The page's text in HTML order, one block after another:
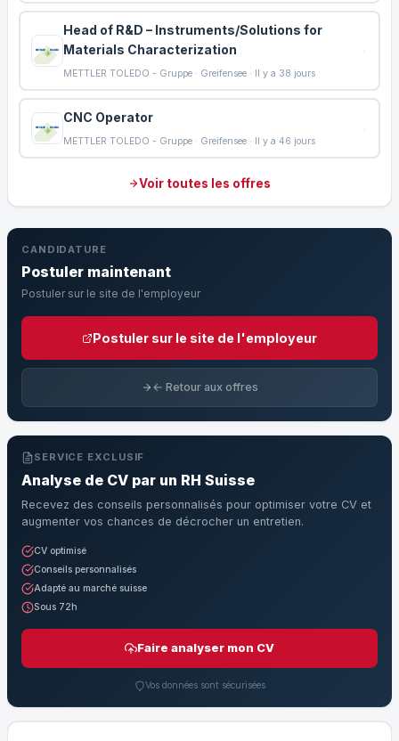
Head of R&D – Instruments/Solutions for
Materials Characterization
METTLER TOLEDO - Gruppe · Greifensee · Il y a 38 jours
CNC Operator
METTLER TOLEDO - Gruppe · Greifensee · Il y a 46 jours
Voir toutes les offres
CANDIDATURE
Postuler maintenant
Postuler sur le site de l'employeur
Postuler sur le site de l'employeur
← Retour aux offres
SERVICE EXCLUSIF
Analyse de CV par un RH Suisse
Recevez des conseils personnalisés pour optimiser votre CV et
augmenter vos chances de décrocher un entretien.
CV optimisé
Conseils personnalisés
Adapté au marché suisse
Sous 72h
Faire analyser mon CV
Vos données sont sécurisées